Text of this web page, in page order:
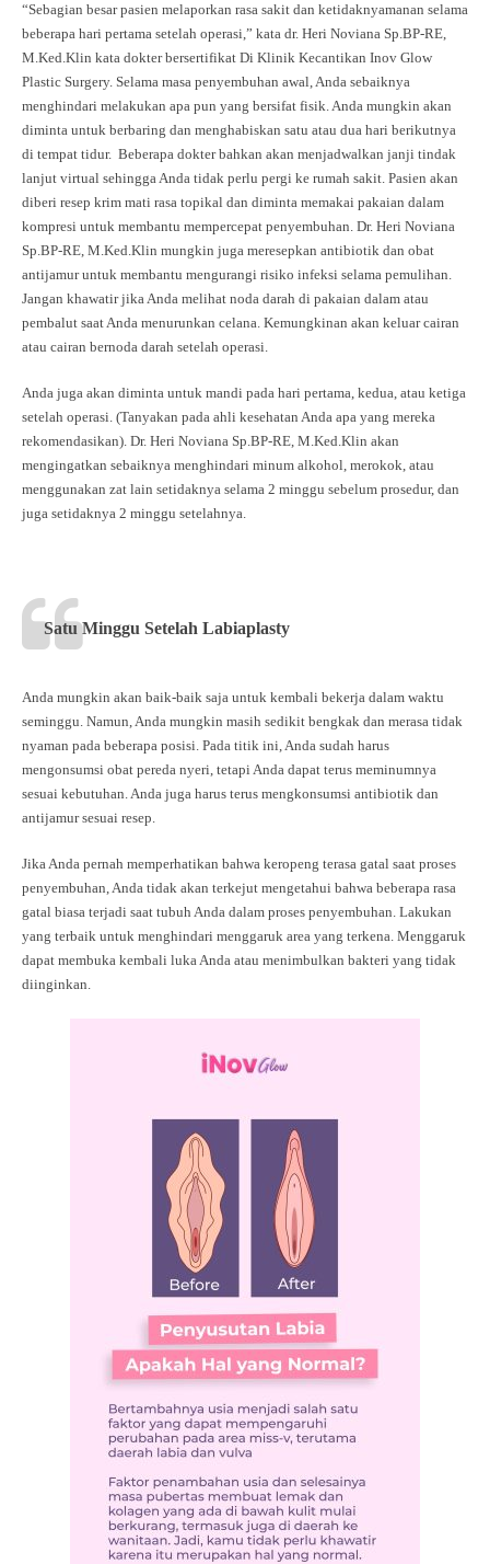
“Sebagian besar pasien melaporkan rasa sakit dan ketidaknyamanan selama
beberapa hari pertama setelah operasi,” kata dr. Heri Noviana Sp.BP-RE,
M.Ked.Klin kata dokter bersertifikat Di Klinik Kecantikan Inov Glow
Plastic Surgery. Selama masa penyembuhan awal, Anda sebaiknya
menghindari melakukan apa pun yang bersifat fisik. Anda mungkin akan
diminta untuk berbaring dan menghabiskan satu atau dua hari berikutnya
di tempat tidur. Beberapa dokter bahkan akan menjadwalkan janji tindak
lanjut virtual sehingga Anda tidak perlu pergi ke rumah sakit. Pasien akan
diberi resep krim mati rasa topikal dan diminta memakai pakaian dalam
kompresi untuk membantu mempercepat penyembuhan. Dr. Heri Noviana
Sp.BP-RE, M.Ked.Klin mungkin juga meresepkan antibiotik dan obat
antijamur untuk membantu mengurangi risiko infeksi selama pemulihan.
Jangan khawatir jika Anda melihat noda darah di pakaian dalam atau
pembalut saat Anda menurunkan celana. Kemungkinan akan keluar cairan
atau cairan bernoda darah setelah operasi.
Anda juga akan diminta untuk mandi pada hari pertama, kedua, atau ketiga
setelah operasi. (Tanyakan pada ahli kesehatan Anda apa yang mereka
rekomendasikan). Dr. Heri Noviana Sp.BP-RE, M.Ked.Klin akan
mengingatkan sebaiknya menghindari minum alkohol, merokok, atau
menggunakan zat lain setidaknya selama 2 minggu sebelum prosedur, dan
juga setidaknya 2 minggu setelahnya.
Satu Minggu Setelah Labiaplasty
Anda mungkin akan baik-baik saja untuk kembali bekerja dalam waktu
seminggu. Namun, Anda mungkin masih sedikit bengkak dan merasa tidak
nyaman pada beberapa posisi. Pada titik ini, Anda sudah harus
mengonsumsi obat pereda nyeri, tetapi Anda dapat terus meminumnya
sesuai kebutuhan. Anda juga harus terus mengkonsumsi antibiotik dan
antijamur sesuai resep.
Jika Anda pernah memperhatikan bahwa keropeng terasa gatal saat proses
penyembuhan, Anda tidak akan terkejut mengetahui bahwa beberapa rasa
gatal biasa terjadi saat tubuh Anda dalam proses penyembuhan. Lakukan
yang terbaik untuk menghindari menggaruk area yang terkena. Menggaruk
dapat membuka kembali luka Anda atau menimbulkan bakteri yang tidak
diinginkan.